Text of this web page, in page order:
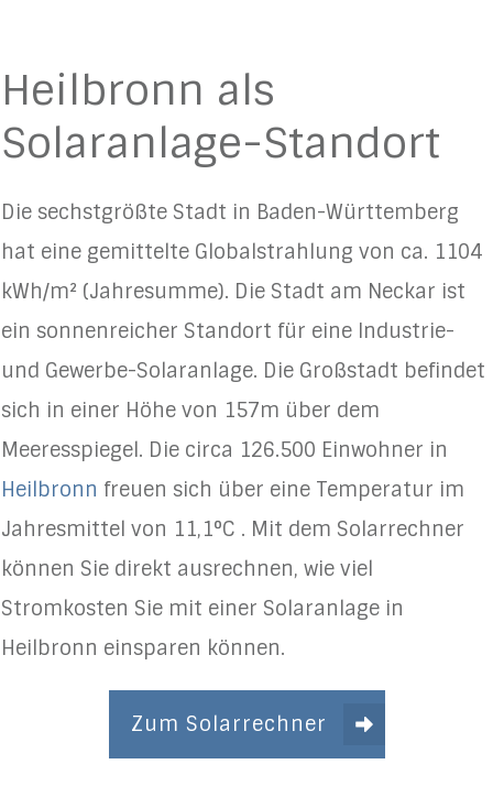
Heilbronn als
Solaranlage-Standort
Die sechstgrößte Stadt in Baden-Württemberg
hat eine gemittelte Globalstrahlung von ca. 1104
kWh/m² (Jahresumme). Die Stadt am Neckar ist
ein sonnenreicher Standort für eine Industrie-
und Gewerbe-Solaranlage. Die Großstadt befindet
sich in einer Höhe von 157m über dem
Meeresspiegel. Die circa 126.500 Einwohner in
Heilbronn freuen sich über eine Temperatur im
Jahresmittel von 11,1°C . Mit dem Solarrechner
können Sie direkt ausrechnen, wie viel
Stromkosten Sie mit einer Solaranlage in
Heilbronn einsparen können.
Zum Solarrechner